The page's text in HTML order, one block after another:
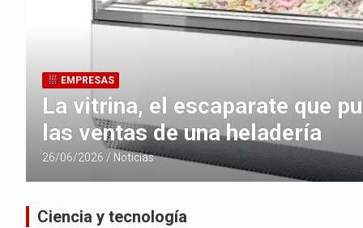
EMPRESAS
La vitrina, el escaparate que
las ventas de una heladería
26/06/2026 Noticias
Ciencia y tecnología